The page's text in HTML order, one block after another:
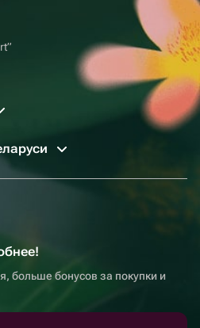
больше бонусов за покупки и